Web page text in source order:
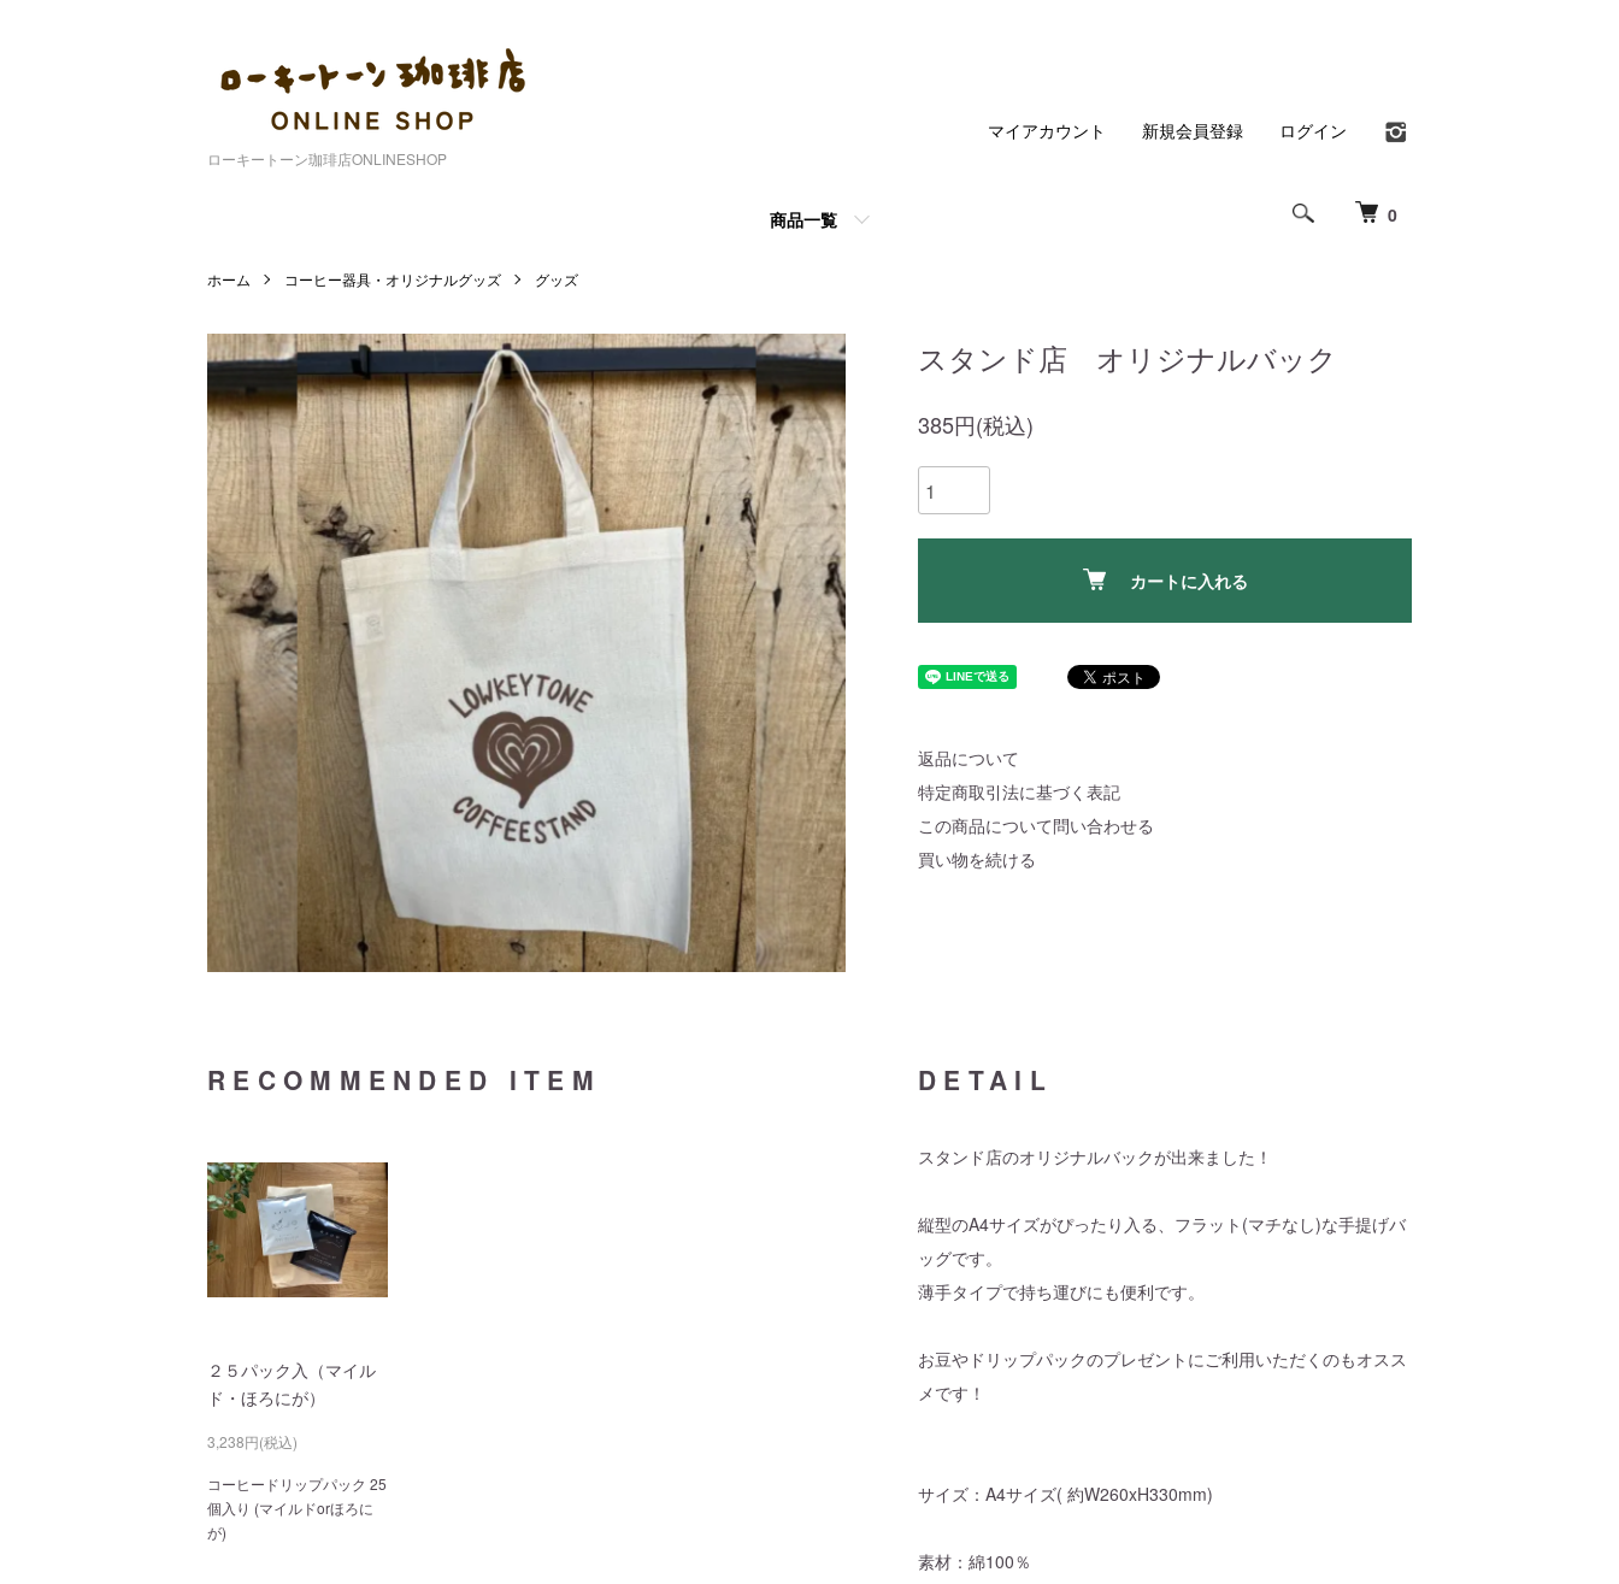
ローキートーン珈琲店ONLINESHOP
0
商品一覧
マイアカウント 新規会員登録 ログイン
ホーム コーヒー器具・オリジナルグッズ グッズ
スタンド店 オリジナルバック
385円(税込)
カートに入れる
返品について
特定商取引法に基づく表記
この商品について問い合わせる
買い物を続ける
DETAIL
スタンド店のオリジナルバックが出来ました！
縦型のA4サイズがぴったり入る、フラット(マチなし)な手提げバ
ッグです。
薄手タイプで持ち運びにも便利です。
お豆やドリップパックのプレゼントにご利用いただくのもオスス
メです！
サイズ：A4サイズ( 約W260xH330mm)
素材：綿100％
RECOMMENDED ITEM
２５パック入（マイル
ド・ほろにが）
3,238円(税込)
コーヒードリップパック 25
個入り (マイルドorほろに
が)